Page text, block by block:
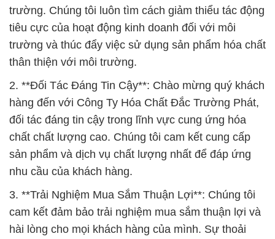
trường. Chúng tôi luôn tìm cách giảm thiểu tác động
tiêu cực của hoạt động kinh doanh đối với môi
trường và thúc đẩy việc sử dụng sản phẩm hóa chất
thân thiện với môi trường.
2. **Đối Tác Đáng Tin Cậy**: Chào mừng quý khách
hàng đến với Công Ty Hóa Chất Đắc Trường Phát,
đối tác đáng tin cậy trong lĩnh vực cung ứng hóa
chất chất lượng cao. Chúng tôi cam kết cung cấp
sản phẩm và dịch vụ chất lượng nhất để đáp ứng
nhu cầu của khách hàng.
3. **Trải Nghiệm Mua Sắm Thuận Lợi**: Chúng tôi
cam kết đảm bảo trải nghiệm mua sắm thuận lợi và
hài lòng cho mọi khách hàng của mình. Sự thoải